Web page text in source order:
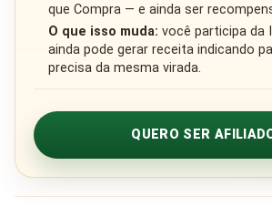
que Compra — e ainda ser
O que isso muda: você participa da
ainda pode gerar receita indicando
precisa da mesma virada.
QUERO SER